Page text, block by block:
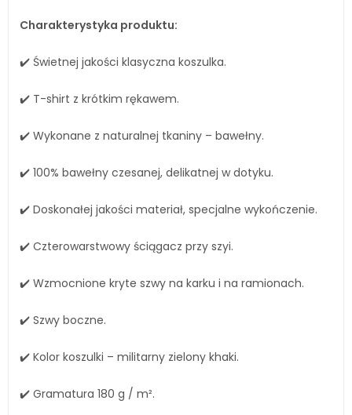
Charakterystyka produktu:
✔️ Świetnej jakości klasyczna koszulka.
✔️ T-shirt z krótkim rękawem.
✔️ Wykonane z naturalnej tkaniny – bawełny.
✔️ 100% bawełny czesanej, delikatnej w dotyku.
✔️ Doskonałej jakości materiał, specjalne wykończenie.
✔️ Czterowarstwowy ściągacz przy szyi.
✔️ Wzmocnione kryte szwy na karku i na ramionach.
✔️ Szwy boczne.
✔️ Kolor koszulki – militarny zielony khaki.
✔️ Gramatura 180 g / m².